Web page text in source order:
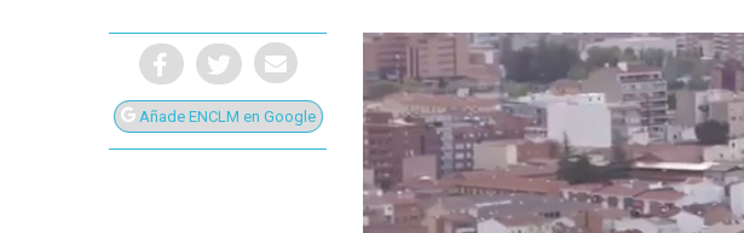
Presiona Intro para buscar o ESC para cerrar
Añade ENCLM en Google